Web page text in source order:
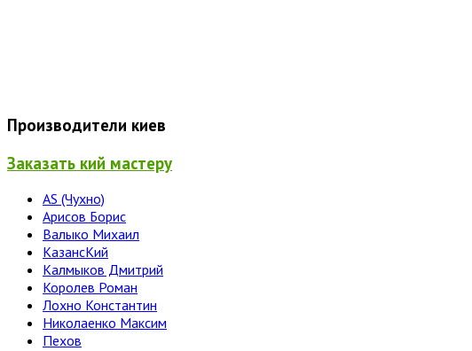
Производители киев
Заказать кий мастеру
AS (Чухно)
Арисов Борис
Валыко Михаил
КазансКий
Калмыков Дмитрий
Королев Роман
Лохно Константин
Николаенко Максим
Пехов